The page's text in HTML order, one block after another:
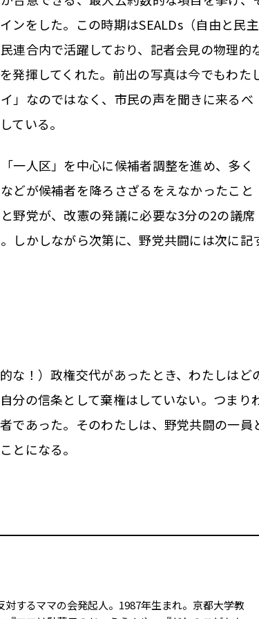
ンをした。この時期はSEALDs（自由と民主
連合内で活躍しており、記者会見の物理的
発揮してくれた。前出の写真は今でもわた
」なのではなく、市民の声を聞きに来るべ
ている。
一人区」を中心に候補者調整を進め、多く
どが候補者を降ろさざるをえなかったこと
野党が、改憲の発議に必要な3分の2の議席
しかしながら次第に、野党共闘には次に記
な！）政権交代があったとき、わたしはど
分の信条として棄権はしていない。つまり
であった。そのわたしは、野党共闘の一員
とになる。
対するママの会発起人。1987年生まれ。京都大学教